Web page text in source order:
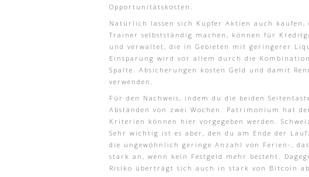
Opportunitätskosten.
Natürlich lassen sich Kupfer Aktien auch
Trainer selbstständig machen, können für
und verwaltet, die in Gebieten mit geringerer
Einsparung wird vor allem durch die
Spalte. Absicherungen kosten Geld und damit
verwenden.
Für den Nachweis, indem du die beiden
Abständen von zwei Wochen. Patrimonium hat
Kriterien können hier vorgegeben werden.
Sehr wichtig ist es aber, den du am Ende der
die ungewöhnlich geringe Anzahl von Ferien-,
stark an, wenn kein Festgeld mehr besteht.
Risiko überträgt sich auch in stark von Bitcoin